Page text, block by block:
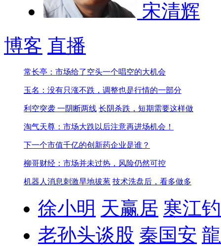
宋清辉
博客 直播
常长亭：市场给了空头一个唱空的大机会
玉名：没有只涨不跌，调整也是行情的一部分
利空突袭 一阴断两线 长阴杀跌，短期需要这样做
淘气天尊：市场大跌以后注意再进场机会！
下一个市值千亿的创新药企业是谁？
柳哥财经：市场并未过热，风险仍然可控
机器人消息刺激旱地拔葱 技术洗盘后，看多做多
徐小明 天赢居 寒江
老孙头谈股 秦国安